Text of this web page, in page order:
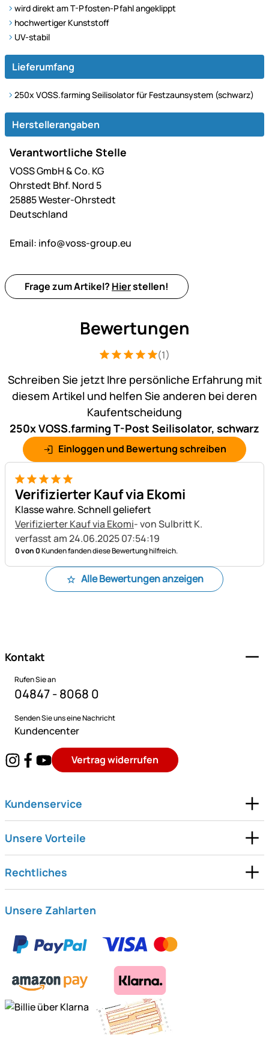
wird direkt am T-Pfosten-Pfahl angeklippt
hochwertiger Kunststoff
UV-stabil
Lieferumfang
250x VOSS.farming Seilisolator für Festzaunsystem (schwarz)
Herstellerangaben
Verantwortliche Stelle
VOSS GmbH & Co. KG
Ohrstedt Bhf. Nord 5
25885 Wester-Ohrstedt
Deutschland
Email: info@voss-group.eu
Frage zum Artikel? Hierstellen!
Bewertungen
Bewertung: 5 von 5 (1 Bewertungen)
1 Bewertung(1)
Schreiben Sie jetzt Ihre persönliche Erfahrung mit
diesem Artikel und helfen Sie anderen bei deren
Kaufentscheidung
250x VOSS.farming T-Post Seilisolator, schwarz
Einloggen und Bewertung schreiben
5 von 5
Verifizierter Kauf via Ekomi
Klasse wahre. Schnell geliefert
Verifizierter Kauf via Ekomi- von Sulbritt K.
verfasst am 24.06.2025 07:54:19
0 von 0Kunden fanden diese Bewertung hilfreich.
Alle Bewertungen anzeigen
Kontakt
Rufen Sie an
04847 - 8068 0
Senden Sie uns eine Nachricht
Kundencenter
Vertrag widerrufen
Kundenservice
Unsere Vorteile
Rechtliches
Unsere Zahlarten